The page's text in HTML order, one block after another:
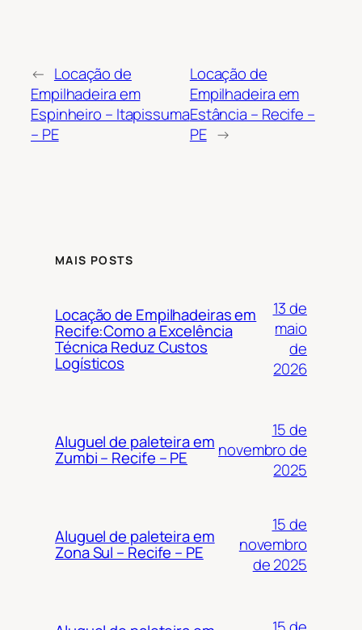
← Locação de
Empilhadeira em
Espinheiro – Itapissuma
– PE
Locação de
Empilhadeira em
Estância – Recife –
PE →
MAIS POSTS
Locação de Empilhadeiras em
Recife:Como a Excelência
Técnica Reduz Custos
Logísticos
13 de
maio
de
2026
Aluguel de paleteira em
Zumbi – Recife – PE
15 de
novembro de
2025
Aluguel de paleteira em
Zona Sul – Recife – PE
15 de
novembro
de 2025